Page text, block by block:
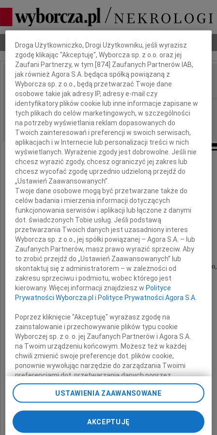
Nekrologi Odeszli Poradnik pogrzebowy
IMIĘ I NAZWISKO: Andrzej Kolański
REGION: Poznań
DATA EMISJI: 12.05.2015
Z głębokim żalem zawiadamiamy,
że w dniu 8 maja 2015 roku, w wieku 62 lat,
odszedł nagle i niespodziewanie
nasz Mąż, Tata i Dziadek
Andrzej Kolański
legenda konińskiego dziennikarstwa sportowego,
prezenter radiowy oraz działacz sportowy
w dniu 13 maja 2015 roku o godzinie 11.00
na cmentarzu komunalnym w Koninie.
Pogrążone w smutku
żona i córki wraz z rodzinami
Dbamy o Twoją prywatność
Droga Użytkowniczko, Drogi Użytkowniku, jeśli wyrazisz
zgodę klikając "Akceptuję", Wyborcza sp. z o.o. oraz jej
Zaufani Partnerzy, w tym [874] Zaufanych Partnerów IAB,
jak również Agora S.A. będąca spółką powiązaną z
Wyborcza sp. z o.o., będą przetwarzać Twoje dane
osobowe takie jak adresy IP, adresy e-mail czy
identyfikatory plików cookie lub inne informacje zapisane w
tych plikach do celów marketingowych, w szczególności
na potrzeby wyświetlania reklam dopasowanych do
Twoich zainteresowań i preferencji w swoich serwisach,
aplikacjach i w Internecie lub personalizacji treści w nich
wyświetlanych. Wyrażenie zgody jest dobrowolne. Jeśli nie
chcesz wyrazić zgody, chcesz ograniczyć jej zakres lub
chcesz wycofać zgodę uprzednio udzieloną przejdź do
„Ustawień Zaawansowanych”.
Twoje dane osobowe mogą być przetwarzane także do
celów badania i mierzenia informacji dotyczących
funkcjonowania serwisów i aplikacji lub łączone z danymi
dot. świadczonych Tobie usług. Jeśli podstawą
przetwarzania Twoich danych jest uzasadniony interes
Wyborcza sp. z o.o., jej spółki powiązanej – Agora S.A. – lub
Zaufanych Partnerów, masz prawo wyrazić sprzeciw. Aby
to zrobić przejdź do „Ustawień Zaawansowanych” lub
skontaktuj się z administratorem – w zależności od
zakresu sprzeciwu i podmiotu, wobec którego jest
kierowany. Więcej informacji znajdziesz wPolityce
Prywatności Wyborcza.pl iPolityce Prywatności Agora S.A.
Poprzez kliknięcie "Akceptuję" wyrażasz zgodę na
zainstalowanie i przechowywanie plików typu cookie
Wyborczej sp. z o. o. jej Zaufanych Partnerów i Agora S.A.
na Twoim urządzeniu końcowym. Możesz też w każdej
chwili zmienić swoje preferencje dot. plików cookie,
ponownie wywołując narzędzie do zarządzania Twoimi
preferencjami dot. przetwarzania danych poprzez
odnośnik „Ustawienia prywatności” w stopce serwisu i
przechodząc do sekcji „Ustawienia zaawansowane”.
Zmiana ustawień plików cookie możliwa jest także za
pomocą ustawień przeglądarki.
My, nasi Zaufani Partnerzy i Agora S.A. możemy
USTAWIENIA ZAAWANSOWANE
AKCEPTUJĘ